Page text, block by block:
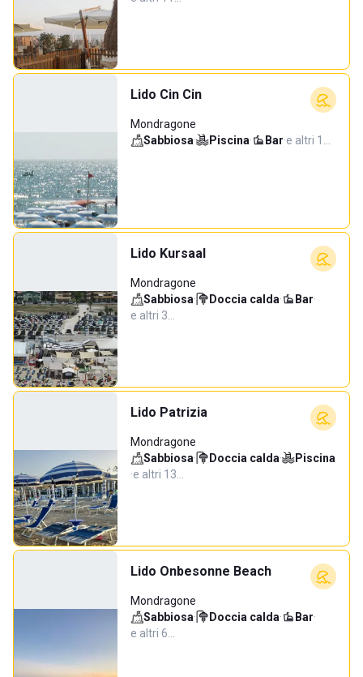
Lido Cin Cin
Mondragone
Sabbiosa· Piscina· Bar·e altri 1…
Lido Kursaal
Mondragone
Sabbiosa· Doccia calda· Bar·
e altri 3…
Lido Patrizia
Mondragone
Sabbiosa· Doccia calda·
Piscina
·e altri 13…
Lido Onbesonne Beach
Mondragone
Sabbiosa· Doccia calda· Bar·
e altri 6…